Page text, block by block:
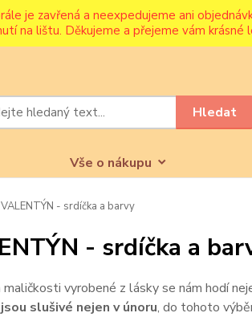
je zavřená a neexpedujeme ani
na lištu. Děkujeme a přejeme vám krásné
Vše o nákupu
Hledat
VALENTÝN - srdíčka a barvy
- srdíčka a
maličkosti vyrobené z lásky se nám hodí
slušivé nejen v únoru, do tohoto